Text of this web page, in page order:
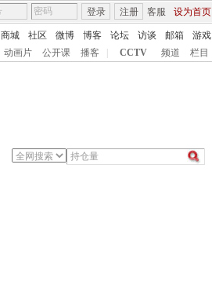
客服 设为首页
登录 注册
商城 社区 微博 博客 论坛 访谈 邮箱
游戏
动画片 公开课 播客 CCTV 频道 栏目